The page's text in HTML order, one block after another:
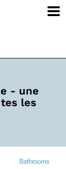
- une
les